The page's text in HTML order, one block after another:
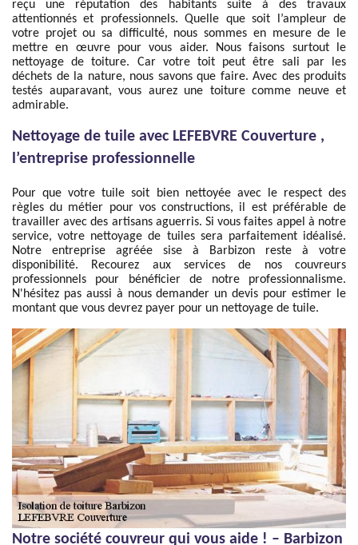
reçu une réputation des habitants suite à des travaux
attentionnés et professionnels. Quelle que soit l’ampleur de
votre projet ou sa difficulté, nous sommes en mesure de le
mettre en œuvre pour vous aider. Nous faisons surtout le
nettoyage de toiture. Car votre toit peut être sali par les
déchets de la nature, nous savons que faire. Avec des produits
testés auparavant, vous aurez une toiture comme neuve et
admirable.
Nettoyage de tuile avec LEFEBVRE Couverture ,
l’entreprise professionnelle
Pour que votre tuile soit bien nettoyée avec le respect des
règles du métier pour vos constructions, il est préférable de
travailler avec des artisans aguerris. Si vous faites appel à notre
service, votre nettoyage de tuiles sera parfaitement idéalisé.
Notre entreprise agréée sise à Barbizon reste à votre
disponibilité. Recourez aux services de nos couvreurs
professionnels pour bénéficier de notre professionnalisme.
N'hésitez pas aussi à nous demander un devis pour estimer le
montant que vous devrez payer pour un nettoyage de tuile.
Notre société couvreur qui vous aide ! – Barbizon